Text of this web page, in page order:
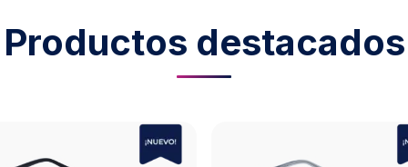
Productos destacados